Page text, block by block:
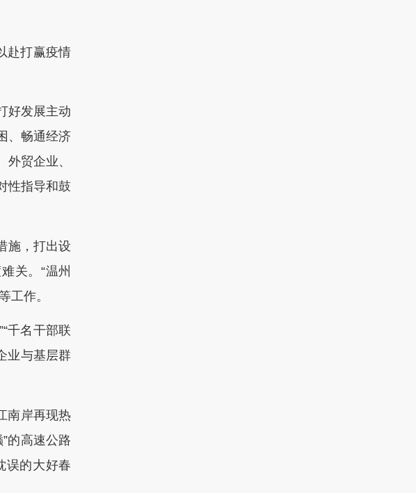
赴打赢疫情
好发展主动
、畅通经济
贸企业、
性指导和鼓
施，打出设
关。“温州
工作。
千名干部联
业与基层群
南岸再现热
的高速公路
误的大好春